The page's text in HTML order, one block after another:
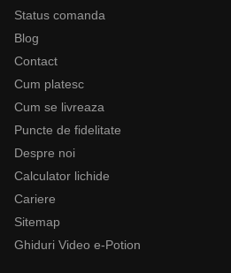
Status comanda
Blog
Contact
Cum platesc
Cum se livreaza
Puncte de fidelitate
Despre noi
Calculator lichide
Cariere
Sitemap
Ghiduri Video e-Potion